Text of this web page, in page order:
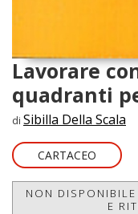
Lavorare
quadranti
di Sibilla Della Scala
CARTACEO
NON
E